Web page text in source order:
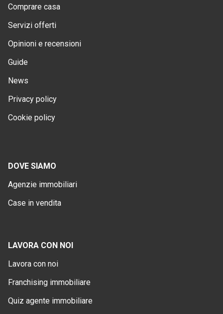
Comprare casa
Servizi offerti
Opinioni e recensioni
Guide
News
Privacy policy
Cookie policy
DOVE SIAMO
Agenzie immobiliari
Case in vendita
LAVORA CON NOI
Lavora con noi
Franchising immobiliare
Quiz agente immobiliare